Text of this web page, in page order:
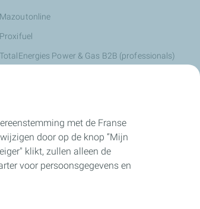
Mazoutonline
Proxifuel
TotalEnergies Power & Gas B2B (professionals)
met de Franse
door op de knop “Mijn
klikt, zullen alleen de
voor persoonsgegevens en